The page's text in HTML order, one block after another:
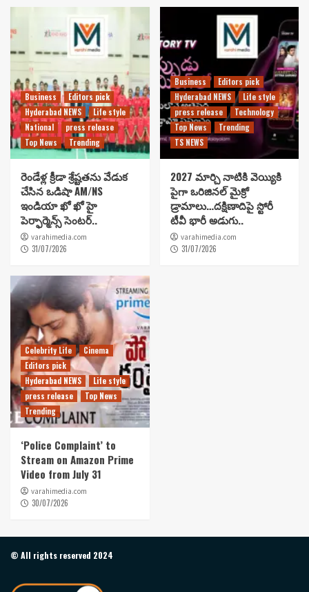
Business
Editors pick
Hyderabad NEWS
Life style
National
press release
Top News
Trending
రెండేళ్ల క్రీడా శ్రేష్టతను వేడుక
చేసిన ఒడిషా AM/NS
ఇండియా ఖో ఖో హై
పెర్ఫార్మెన్స్ సెంటర్..
varahimedia.com
31/07/2026
Business
Editors pick
Hyderabad NEWS
Life style
press release
Technology
Top News
Trending
TS NEWS
2027 మార్చి నాటికి వెయ్యికి
పైగా ఒరిజినల్ మైక్రో
డ్రామాలు…దక్షిణాదిపై స్టోరీ
టీవీ భారీ అడుగు..
varahimedia.com
31/07/2026
Celebrity Life
Cinema
Editors pick
Hyderabad NEWS
Life style
press release
Top News
Trending
‘Police Complaint’ to
Stream on Amazon Prime
Video from July 31
varahimedia.com
30/07/2026
© All rights reserved 2024